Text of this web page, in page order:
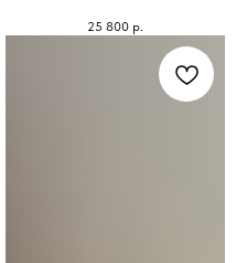
25 800 р.